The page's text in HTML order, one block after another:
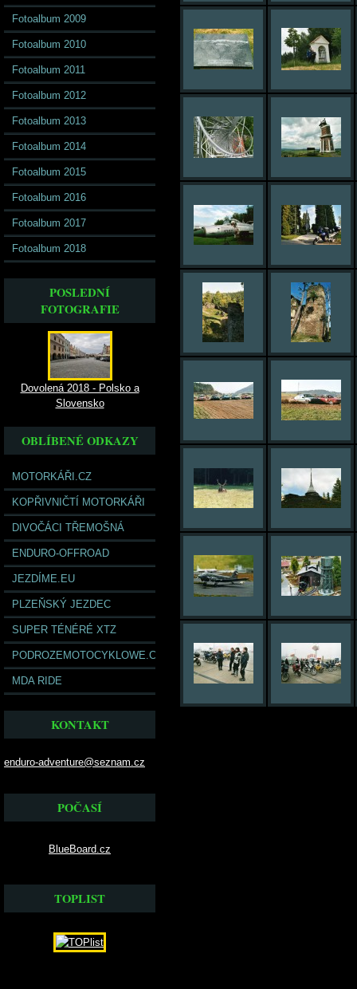
Fotoalbum 2009
Fotoalbum 2010
Fotoalbum 2011
Fotoalbum 2012
Fotoalbum 2013
Fotoalbum 2014
Fotoalbum 2015
Fotoalbum 2016
Fotoalbum 2017
Fotoalbum 2018
POSLEDNÍ
FOTOGRAFIE
Dovolená 2018 - Polsko a
Slovensko
OBLÍBENÉ ODKAZY
MOTORKÁŘI.CZ
KOPŘIVNIČTÍ MOTORKÁŘI
DIVOČÁCI TŘEMOŠNÁ
ENDURO-OFFROAD
JEZDÍME.EU
PLZEŇSKÝ JEZDEC
SUPER TÉNÉRÉ XTZ
PODROZEMOTOCYKLOWE.COM
MDA RIDE
KONTAKT
enduro-adventure@seznam.cz
POČASÍ
BlueBoard.cz
TOPLIST